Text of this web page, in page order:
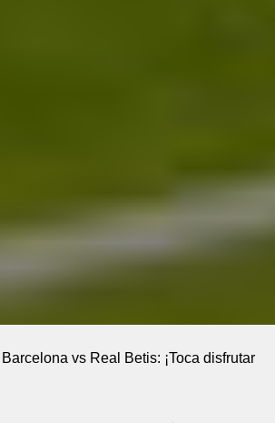
Barcelona vs Real Betis: ¡Toca disfrutar